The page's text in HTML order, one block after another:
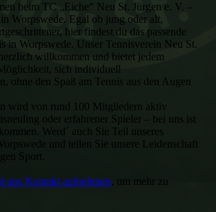
beim TC „Eiche“ Neu St. Jürgen e. V. –
Worpswede. Egal ob jung oder alt,
hier findest du das passende
in Worpswede. Unser Tennisverein Neu St.
willkommen und bietet jedem
sich individuell
ohne den Spaß am Tennis aus den Augen
wird von rund 100 Mitgliedern aktiv
oder erfahrener Spieler – bei uns ist
Werd´ auch Sie Teil unseres
und teilen Sie unsere Leidenschaft
Sport.
uns Kontakt aufnehmen , um mehr zu